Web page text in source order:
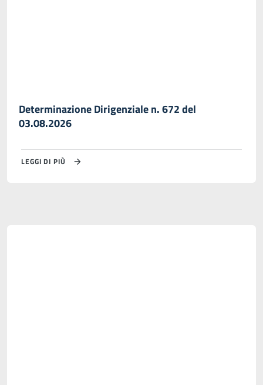
Determinazione Dirigenziale n. 672 del
03.08.2026
LEGGI DI PIÙ